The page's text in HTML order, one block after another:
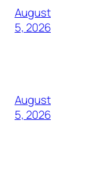
August
5, 2026
August
5, 2026